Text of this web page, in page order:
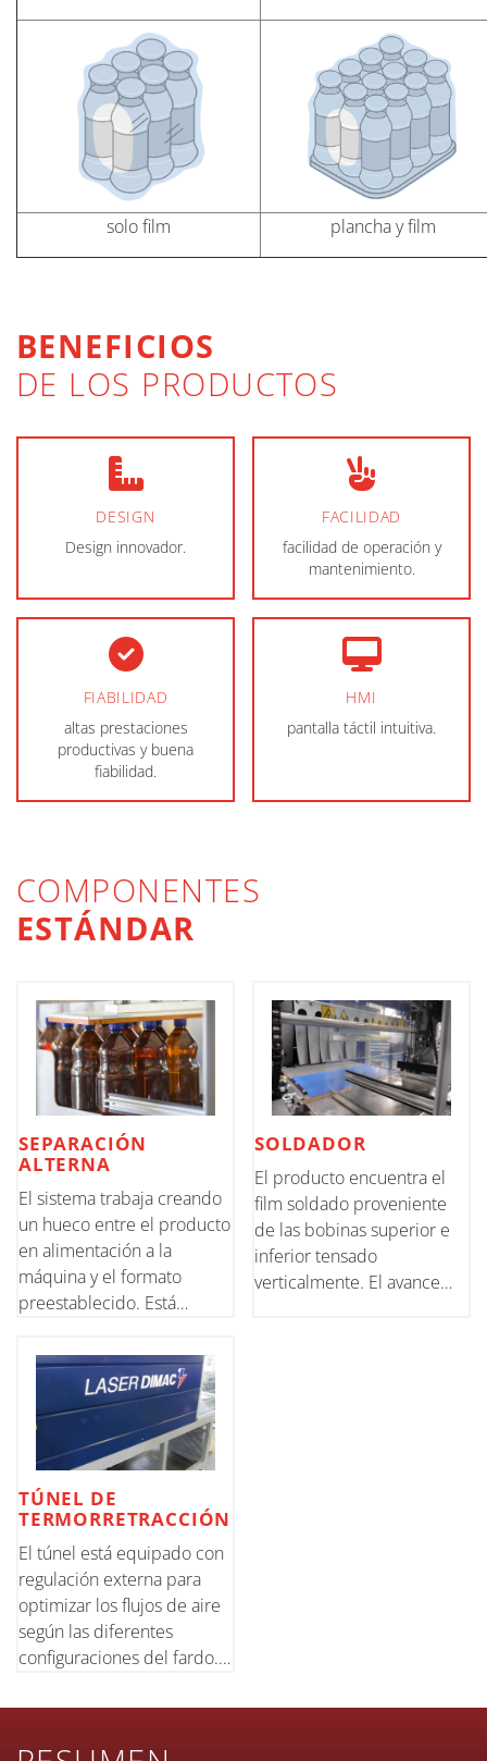
solo film plancha y film
BENEFICIOS
DE LOS PRODUCTOS
DESIGN
Design innovador.
FACILIDAD
facilidad de operación y
mantenimiento.
FIABILIDAD
altas prestaciones
productivas y buena
fiabilidad.
HMI
pantalla táctil intuitiva.
COMPONENTES
ESTÁNDAR
SEPARACIÓN
ALTERNA
El sistema trabaja creando
un hueco entre el producto
en alimentación a la
máquina y el formato
preestablecido. Está
regulación de las guías de
alimentación mediante un
volante con contador
(opcional) para agilizar
operaciones
SOLDADOR
El producto encuentra el
film soldado proveniente
de las bobinas superior e
inferior tensado
verticalmente. El avance
TÚNEL DE
TERMORRETRACCIÓN
El túnel está equipado con
regulación externa para
optimizar los flujos de aire
según las diferentes
configuraciones del fardo.
transporte se mantiene